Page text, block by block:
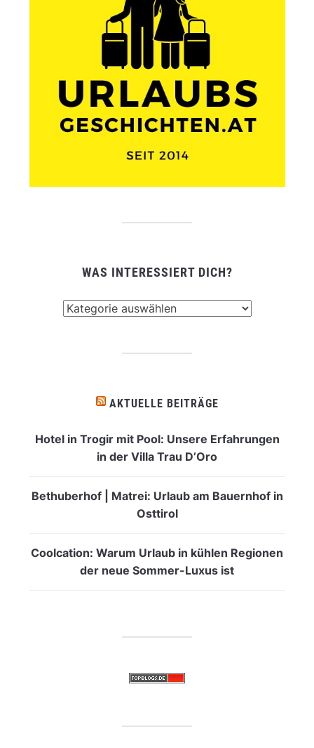
WAS INTERESSIERT DICH?
AKTUELLE BEITRÄGE
Hotel in Trogir mit Pool: Unsere Erfahrungen
in der Villa Trau D’Oro
Bethuberhof | Matrei: Urlaub am Bauernhof in
Osttirol
Coolcation: Warum Urlaub in kühlen Regionen
der neue Sommer-Luxus ist